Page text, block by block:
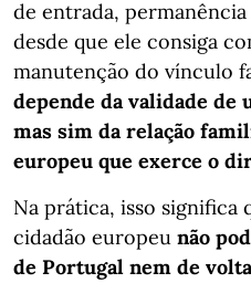
de entrada,
desde que ele consiga
manutenção do vínculo
depende da validade
mas sim da relação
europeu que exerce o
Na prática, isso significa
cidadão europeu não
de Portugal nem de